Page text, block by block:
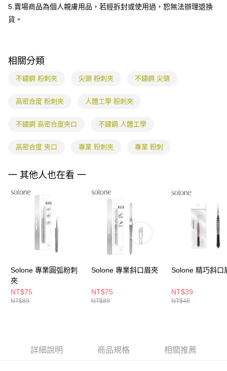
資料（包含姓名、電話或地址）提供予台灣大哥大進項蒐集、處理及利用，
由本公司與您本人進行分期帳單所需資料之確認、核對及更正。
※ 交易是否成功請以「AFTEE先享後付 」之結帳頁面顯示為準，若有關於
客戶支援中心」
易，需依本服務之必要範圍內提供個人資料，並將交易相關給付款項請求債
２．關於個人資料處理事宜，請瀏覽以下網址：
３．未成年的使用者請事先徵得法定代理人或監護人之同意方可使用
「AFTEE先享後付」，若未經同意申辦者引起之損失，本公司不負相關責
４．使用「AFTEE先享後付」時，將依據個別帳號之用戶狀況，依本公司即
請求用戶進行身份認證。
５．嚴禁一人註冊多個帳號或使用他人資訊註冊。若發現惡意使用之情形，
付款後7-11取貨
每筆NT$80，滿NT$699(含以上)免運費
5.賣場商品為個人親膚用品，若經拆封或使用過，恕無法辦理退換
貨。
相關分類
不鏽鋼 粉刺夾 尖頭 粉刺夾 不鏽鋼 尖頭
高密合度 粉刺夾 人體工學 粉刺夾
不鏽鋼 高密合度夾口 不鏽鋼 人體工學
高密合度 夾口 專業 粉刺夾 專業 粉刺
一 其他人也在看 一
Solone 專業圓弧粉刺
夾
NT$75
NT$89
Solone 專業斜口眉夾
NT$75
NT$89
Solone 精巧斜口
NT$39
NT$46
詳細說明 商品規格 相關推薦